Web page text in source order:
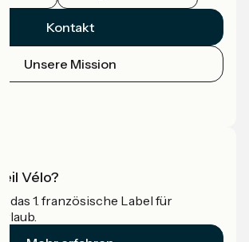
Kontakt
Unsere Mission
Vélo?
das 1. französische Label für